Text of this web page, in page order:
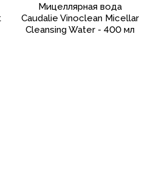
Мицеллярная вода
Caudalie Vinoclean Micellar
Cleansing Water - 400 мл